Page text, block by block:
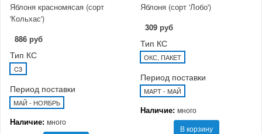
Яблоня красномясая (сорт
'Кольхас')
886 руб
Тип КС
C3
Период поставки
МАЙ - НОЯБРЬ
Наличие: много
Яблоня (сорт 'Лобо')
309 руб
Тип КС
ОКС, ПАКЕТ
Период поставки
МАРТ - МАЙ
Наличие: много
В корзину